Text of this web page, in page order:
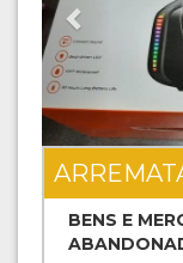
BENS E